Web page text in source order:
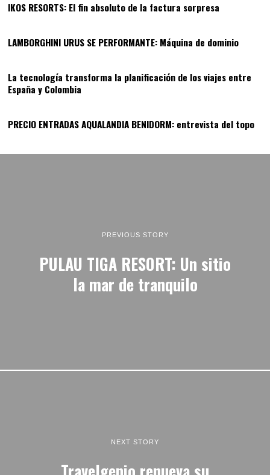
IKOS RESORTS: El fin absoluto de la factura sorpresa
LAMBORGHINI URUS SE PERFORMANTE: Máquina de dominio13
La tecnología transforma la planificación de los viajes entre
España y Colombia
PRECIO ENTRADAS AQUALANDIA BENIDORM: entrevista del topo
PREVIOUS STORY
PULAU TIGA RESORT: Un sitio
la mar de tranquilo
NEXT STORY